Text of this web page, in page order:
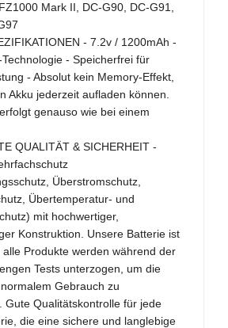
Mark II, DC-G90, DC-G91,
- 7.2v / 1200mAh -
- Speicherfrei für
- Absolut kein Memory-Effekt,
Akku jederzeit aufladen können.
genauso wie bei einem
QUALITÄT & SICHERHEIT -
Überstromschutz,
Übertemperatur- und
mit hochwertiger,
Konstruktion. Unsere Batterie ist
Produkte werden während der
Tests unterzogen, um die
Gebrauch zu
Gute Qualitätskontrolle für jede
die eine sichere und langlebige